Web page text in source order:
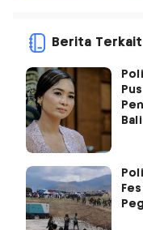
Berita Terkait